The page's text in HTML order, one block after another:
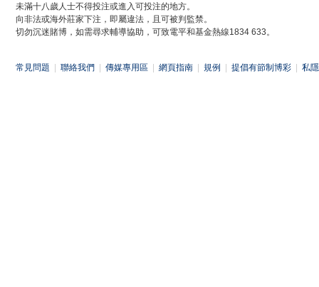
未滿十八歲人士不得投注或進入可投注的地方。
向非法或海外莊家下注，即屬違法，且可被判監禁。
切勿沉迷賭博，如需尋求輔導協助，可致電平和基金熱線1834 633。
常見問題 聯絡我們 傳媒專用區 網頁指南 規例 提倡有節制博彩 私